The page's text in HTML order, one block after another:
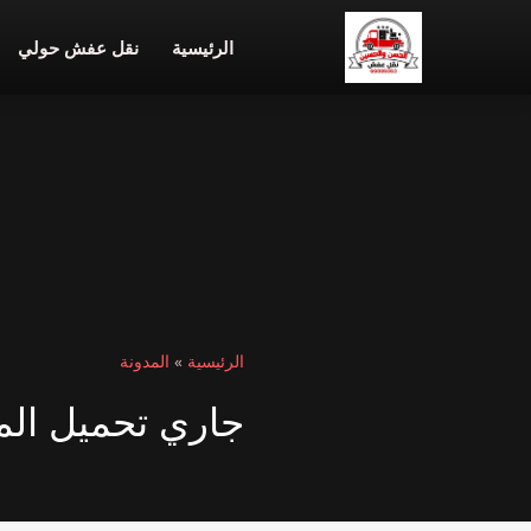
الرئيسية نقل عفش حولي
الرئيسية » المدونة
جاري تحميل